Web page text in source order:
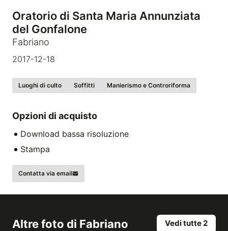
Oratorio di Santa Maria Annunziata
del Gonfalone
Fabriano
2017-12-18
Luoghi di culto Soffitti Manierismo e Controriforma
Opzioni di acquisto
Download bassa risoluzione
Stampa
Contatta via email
Altre foto di Fabriano Vedi tutte 2